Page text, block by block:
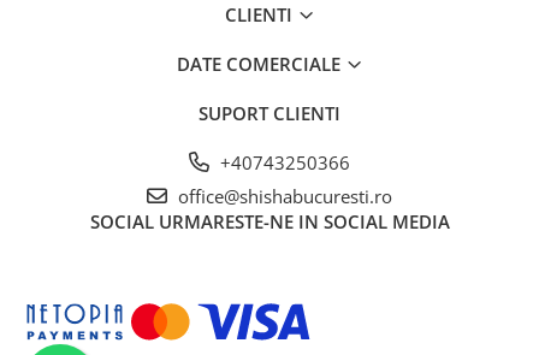
CLIENTI
DATE COMERCIALE
SUPORT CLIENTI
+40743250366
office@shishabucuresti.ro
SOCIAL URMARESTE-NE IN SOCIAL MEDIA